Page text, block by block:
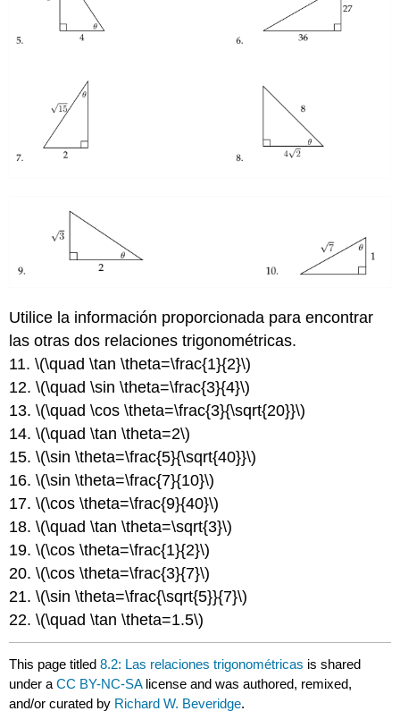
Utilice la información proporcionada para encontrar
las otras dos relaciones trigonométricas.
11.\(\quad \tan \theta=\frac{1}{2}\)
12.\(\quad \sin \theta=\frac{3}{4}\)
13.\(\quad \cos \theta=\frac{3}{\sqrt{20}}\)
14.\(\quad \tan \theta=2\)
15.\(\sin \theta=\frac{5}{\sqrt{40}}\)
16.\(\sin \theta=\frac{7}{10}\)
17.\(\cos \theta=\frac{9}{40}\)
18.\(\quad \tan \theta=\sqrt{3}\)
19.\(\cos \theta=\frac{1}{2}\)
20.\(\cos \theta=\frac{3}{7}\)
21.\(\sin \theta=\frac{\sqrt{5}}{7}\)
22.\(\quad \tan \theta=1.5\)
This page titled8.2: Las relaciones trigonométricas is shared
under aCC BY-NC-SA license and was authored, remixed,
and/or curated by Richard W. Beveridge.